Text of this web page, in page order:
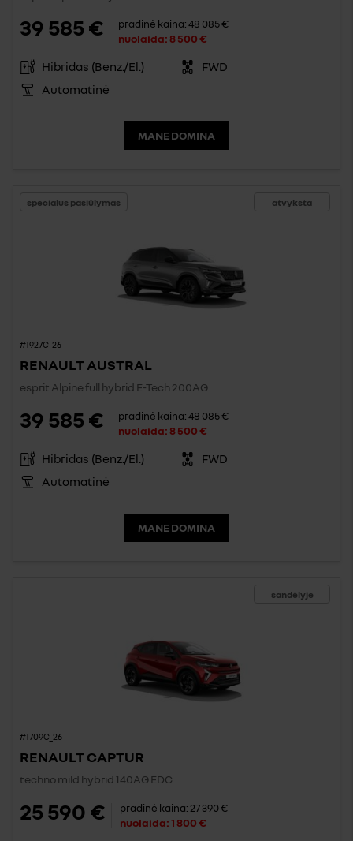
39 585 € pradinė kaina:48 085 €
nuolaida:8 500 €
Hibridas (Benz./El.)
FWD
Automatinė
MANE DOMINA
atvyksta
specialus pasiūlymas
#1927C_26
RENAULT AUSTRAL
esprit Alpine full hybrid E-Tech 200AG
39 585 € pradinė kaina:48 085 €
nuolaida:8 500 €
Hibridas (Benz./El.)
FWD
Automatinė
MANE DOMINA
sandėlyje
#1709C_26
RENAULT CAPTUR
techno mild hybrid 140AG EDC
25 590 € pradinė kaina: 27 390 €
nuolaida: 1 800 €